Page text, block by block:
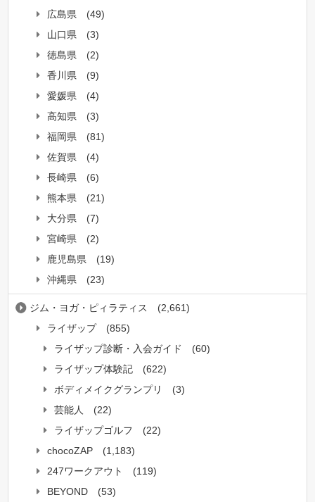
広島県
(49)
山口県
(3)
徳島県
(2)
香川県
(9)
愛媛県
(4)
高知県
(3)
福岡県
(81)
佐賀県
(4)
長崎県
(6)
熊本県
(21)
大分県
(7)
宮崎県
(2)
鹿児島県
(19)
沖縄県
(23)
ジム・ヨガ・ピィラティス
(2,661)
ライザップ
(855)
ライザップ診断・入会ガイド
(60)
ライザップ体験記
(622)
ボディメイクグランプリ
(3)
芸能人
(22)
ライザップゴルフ
(22)
chocoZAP
(1,183)
247ワークアウト
(119)
BEYOND
(53)